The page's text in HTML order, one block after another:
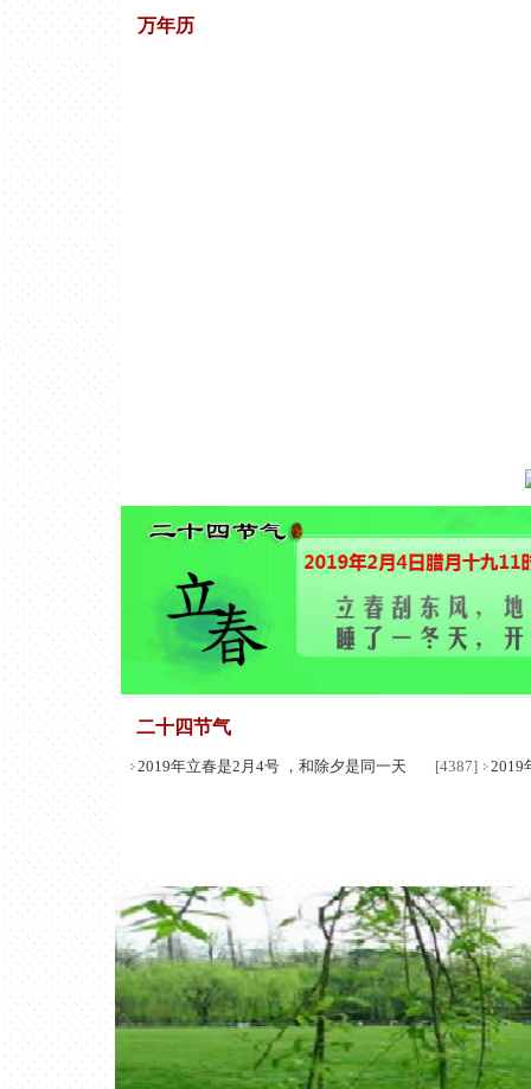
二十四节气
[4387]
2019年立春是2月4号 ，和除夕是同一天 2019
万年历